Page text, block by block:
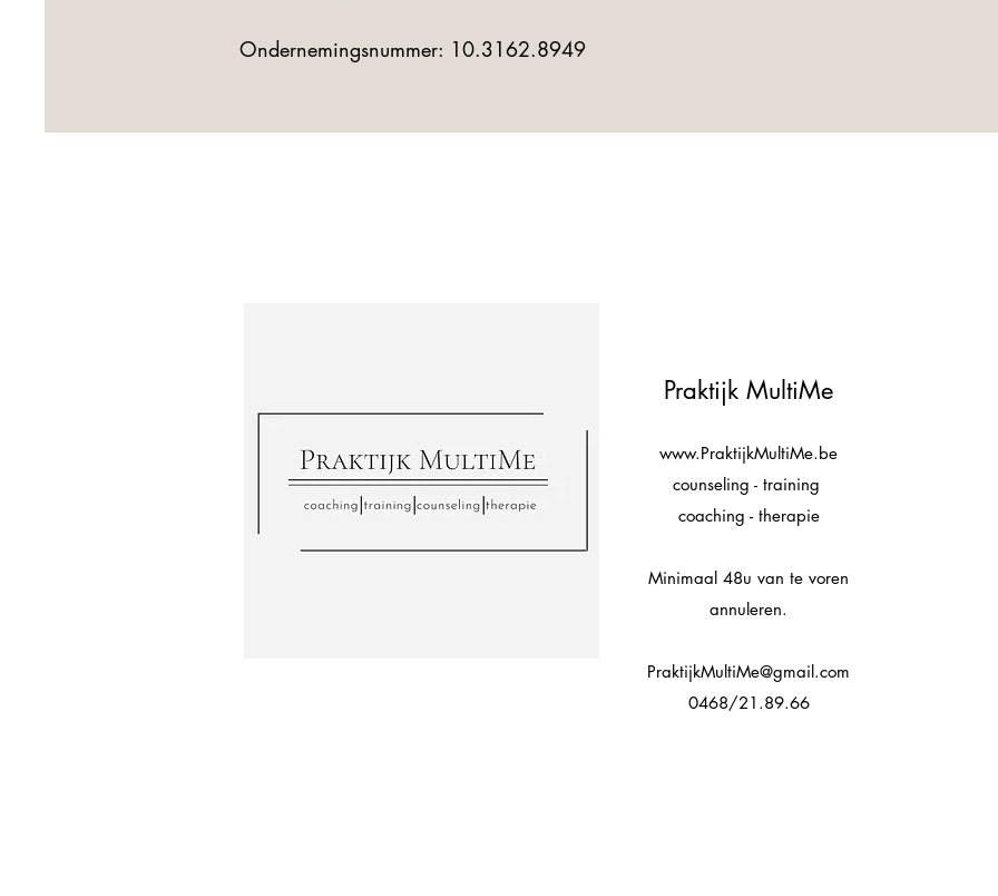
Ondernemingsnummer: 10.3162.8949
Praktijk MultiMe
www.PraktijkMultiMe.be
counseling - training
coaching - therapie
Minimaal 48u van te voren
annuleren.
PraktijkMultiMe@gmail.com
0468/21.89.66